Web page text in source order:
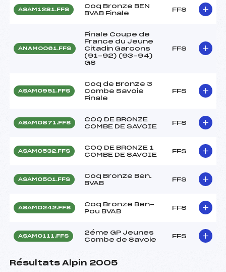
ASAM1281.FFS
Coq Bronze BEN
BVAB Finale
FFS
ANAM0061.FFS
Finale Coupe de
France du Jeune
Citadin Garcons
(91-92) (93-94)
GS
FFS
ASAM0951.FFS
Coq de Bronze 3
Combe Savoie
Finale
FFS
ASAM0871.FFS
COQ DE BRONZE
COMBE DE SAVOIE
FFS
ASAM0532.FFS
COQ DE BRONZE 1
COMBE DE SAVOIE
FFS
ASAM0501.FFS
Coq Bronze Ben.
BVAB
FFS
ASAM0242.FFS
Coq Bronze Ben-
Pou BVAB
FFS
ASAM0111.FFS
2éme GP Jeunes
Combe de Savoie
FFS
Résultats Alpin 2005